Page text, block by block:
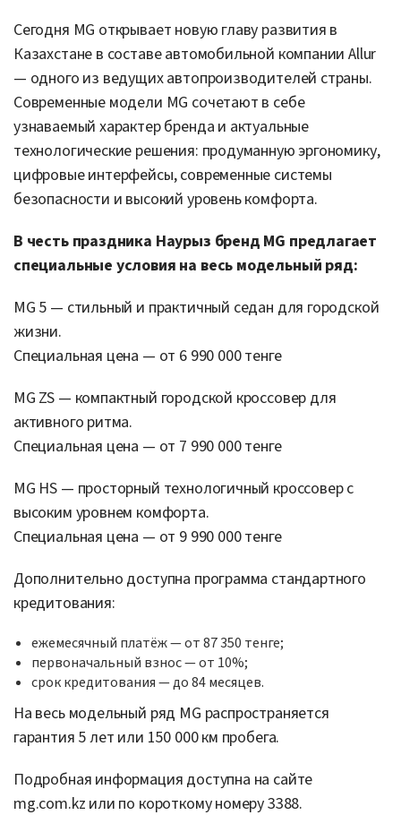
Сегодня MG открывает новую главу развития в
Казахстане в составе автомобильной компании Allur
— одного из ведущих автопроизводителей страны.
Современные модели MG сочетают в себе
узнаваемый характер бренда и актуальные
технологические решения: продуманную эргономику,
цифровые интерфейсы, современные системы
безопасности и высокий уровень комфорта.
В честь праздника Наурыз бренд MG предлагает
специальные условия на весь модельный ряд:
MG 5 — стильный и практичный седан для городской
жизни.
Специальная цена — от 6 990 000 тенге
MG ZS — компактный городской кроссовер для
активного ритма.
Специальная цена — от 7 990 000 тенге
MG HS — просторный технологичный кроссовер с
высоким уровнем комфорта.
Специальная цена — от 9 990 000 тенге
Дополнительно доступна программа стандартного
кредитования:
ежемесячный платёж — от 87 350 тенге;
первоначальный взнос — от 10%;
срок кредитования — до 84 месяцев.
На весь модельный ряд MG распространяется
гарантия 5 лет или 150 000 км пробега.
Подробная информация доступна на сайте
mg.com.kz или по короткому номеру 3388.